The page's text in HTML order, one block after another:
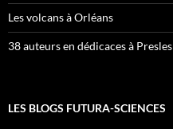
Les volcans à Orléans
38 auteurs en dédicaces à Presles
LES BLOGS FUTURA-SCIENCES